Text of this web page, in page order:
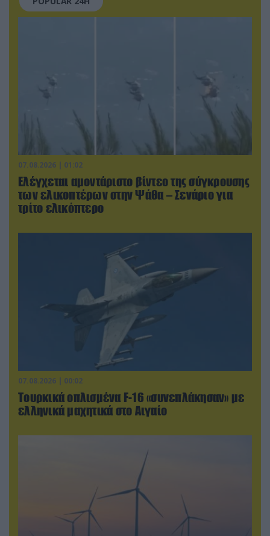
07.08.2026 | 01:02
Ελέγχεται αμοντάριστο βίντεο της σύγκρουσης
των ελικοπτέρων στην Ψάθα – Σενάριο για
τρίτο ελικόπτερο
07.08.2026 | 00:02
Τουρκικά οπλισμένα F-16 «συνεπλάκησαν» με
ελληνικά μαχητικά στο Αιγαίο